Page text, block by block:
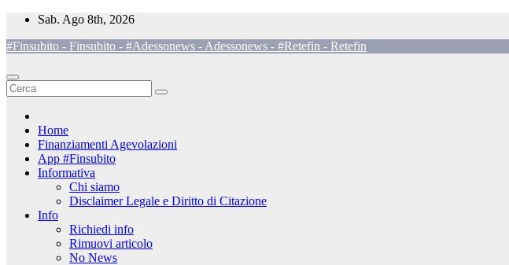
Salta
contenuto
Sab. Ago 8th, 2026
#Finsubito - Finsubito - #Adessonews - Adessonews - #Retefin - Retefin
Home
Finanziamenti Agevolazioni
App #Finsubito
Informativa
Chi siamo
Disclaimer Legale e Diritto di Citazione
Info
Richiedi info
Rimuovi articolo
No News